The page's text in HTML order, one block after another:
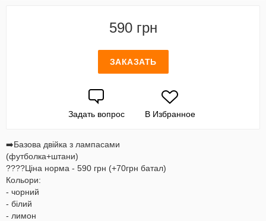
590 грн
ЗАКАЗАТЬ
Задать вопрос В Избранное
➡️Базова двійка з лампасами
(футболка+штани)
????Ціна норма - 590 грн (+70грн батал)
Кольори:
- чорний
- білий
- лимон